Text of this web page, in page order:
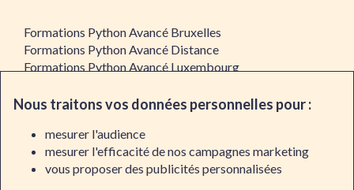
Formations Python Avancé Bruxelles
Formations Python Avancé Distance
Formations Python Avancé Luxembourg
Liens importants
Notre organisme de formation
Nous traitons vos données personnelles pour :
mesurer l'audience
mesurer l'efficacité de nos campagnes marketing
vous proposer des publicités personnalisées